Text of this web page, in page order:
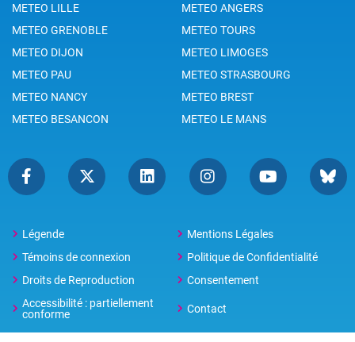
METEO LILLE
METEO ANGERS
METEO GRENOBLE
METEO TOURS
METEO DIJON
METEO LIMOGES
METEO PAU
METEO STRASBOURG
METEO NANCY
METEO BREST
METEO BESANCON
METEO LE MANS
Légende
Mentions Légales
Témoins de connexion
Politique de Confidentialité
Droits de Reproduction
Consentement
Accessibilité : partiellement
conforme
Contact